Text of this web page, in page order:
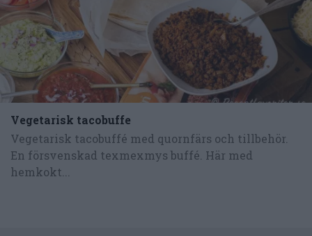
Vegetarisk tacobuffe
Vegetarisk tacobuffé med quornfärs och tillbehör.
En försvenskad texmexmys buffé. Här med
hemkokt...